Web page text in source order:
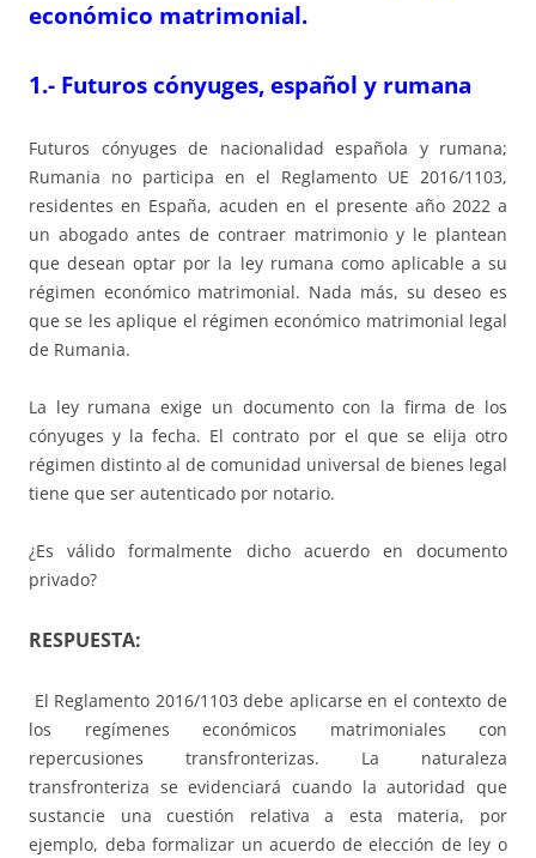
económico matrimonial.
1.- Futuros cónyuges, español y rumana
Futuros cónyuges de nacionalidad española y rumana;
Rumania no participa en el Reglamento UE 2016/1103,
residentes en España, acuden en el presente año 2022 a
un abogado antes de contraer matrimonio y le plantean
que desean optar por la ley rumana como aplicable a su
régimen económico matrimonial. Nada más, su deseo es
que se les aplique el régimen económico matrimonial legal
de Rumania.
La ley rumana exige un documento con la firma de los
cónyuges y la fecha. El contrato por el que se elija otro
régimen distinto al de comunidad universal de bienes legal
tiene que ser autenticado por notario.
¿Es válido formalmente dicho acuerdo en documento
privado?
RESPUESTA:
El Reglamento 2016/1103 debe aplicarse en el contexto de
los regímenes económicos matrimoniales con
repercusiones transfronterizas. La naturaleza
transfronteriza se evidenciará cuando la autoridad que
sustancie una cuestión relativa a esta materia, por
ejemplo, deba formalizar un acuerdo de elección de ley o